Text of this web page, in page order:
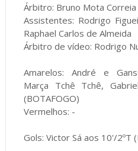
Árbitro: Bruno Mota Correia
Assistentes: Rodrigo
Raphael Carlos de Almeida
Árbitro de vídeo: Rodrigo
Amarelos: André e
Marça Tchê Tchê,
(BOTAFOGO)
Vermelhos: -
Gols: Victor Sá aos 10'/2ºT